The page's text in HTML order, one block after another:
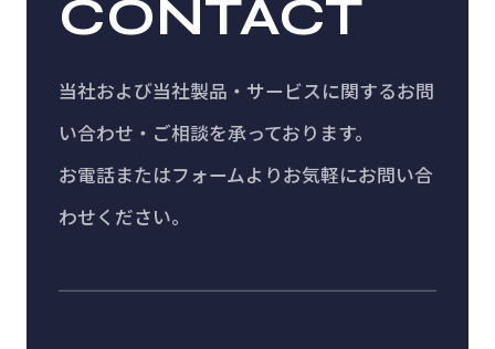
CONTACT
当社および当社製品・サービスに関するお問
い合わせ・ご相談を承っております。
お電話またはフォームよりお気軽にお問い合
わせください。